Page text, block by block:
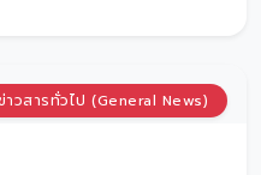
าวสารทั่วไป (General News)